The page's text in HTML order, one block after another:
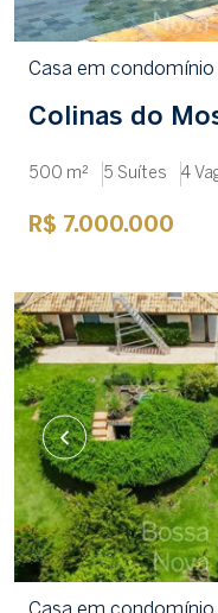
Casa em condomínio
Colinas do
500 m² 5 Suítes 4
R$ 7.000.000